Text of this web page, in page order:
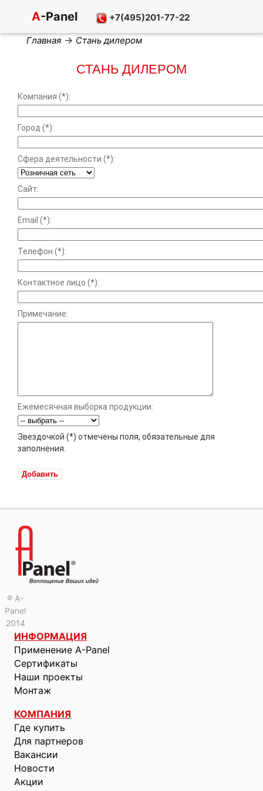
A-Panel +7(495)201-77-22
Главная → Стань дилером
СТАНЬ ДИЛЕРОМ
Компания (*):
Город (*):
Сфера деятельности (*):
Сайт:
Email (*):
Телефон (*):
Контактное лицо (*):
Примечание:
Ежемесячная выборка продукции:
Звездочкой (*) отмечены поля, обязательные для
заполнения.
® A-
Panel
2014
ИНФОРМАЦИЯ
Применение A-Panel
Сертификаты
Наши проекты
Монтаж
КОМПАНИЯ
Где купить
Для партнеров
Вакансии
Новости
Акции